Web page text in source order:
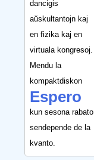
dancigis
aŭskultantojn kaj
en fizika kaj en
virtuala kongresoj.
Mendu la
kompaktdiskon
Espero
kun sesona rabato
sendepende de la
kvanto.